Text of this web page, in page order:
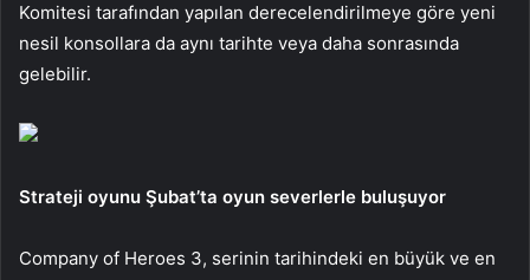
Komitesi tarafından yapılan derecelendirilmeye göre yeni
nesil konsollara da aynı tarihte veya daha sonrasında
gelebilir.
Strateji oyunu Şubat’ta oyun severlerle buluşuyor
Company of Heroes 3, serinin tarihindeki en büyük ve en